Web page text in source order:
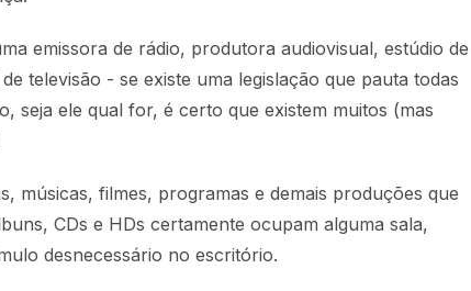
emissora de rádio, produtora audiovisual, estúdio de
televisão - se existe uma legislação que pauta todas
seja ele qual for, é certo que existem muitos (mas
músicas, filmes, programas e demais produções que
CDs e HDs certamente ocupam alguma sala,
desnecessário no escritório.